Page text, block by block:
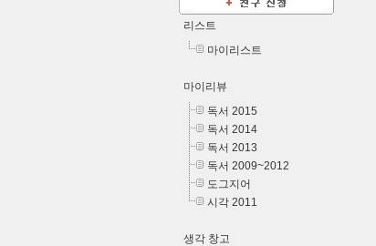
리스트
마이리스트
마이리뷰
독서 2015
독서 2014
독서 2013
독서 2009~2012
도그지어
시각 2011
생각 창고